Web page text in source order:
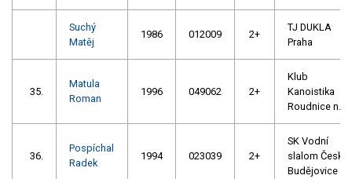
Suchý
Matěj
1986 012009 2+
TJ DUKLA
Praha
35.
Matula
Roman
1996 049062 2+
Klub
Kanoistika
Roudnice n.L.
36.
Pospíchal
Radek
1994 023039 2+
SK Vodní
slalom České
Budějovice